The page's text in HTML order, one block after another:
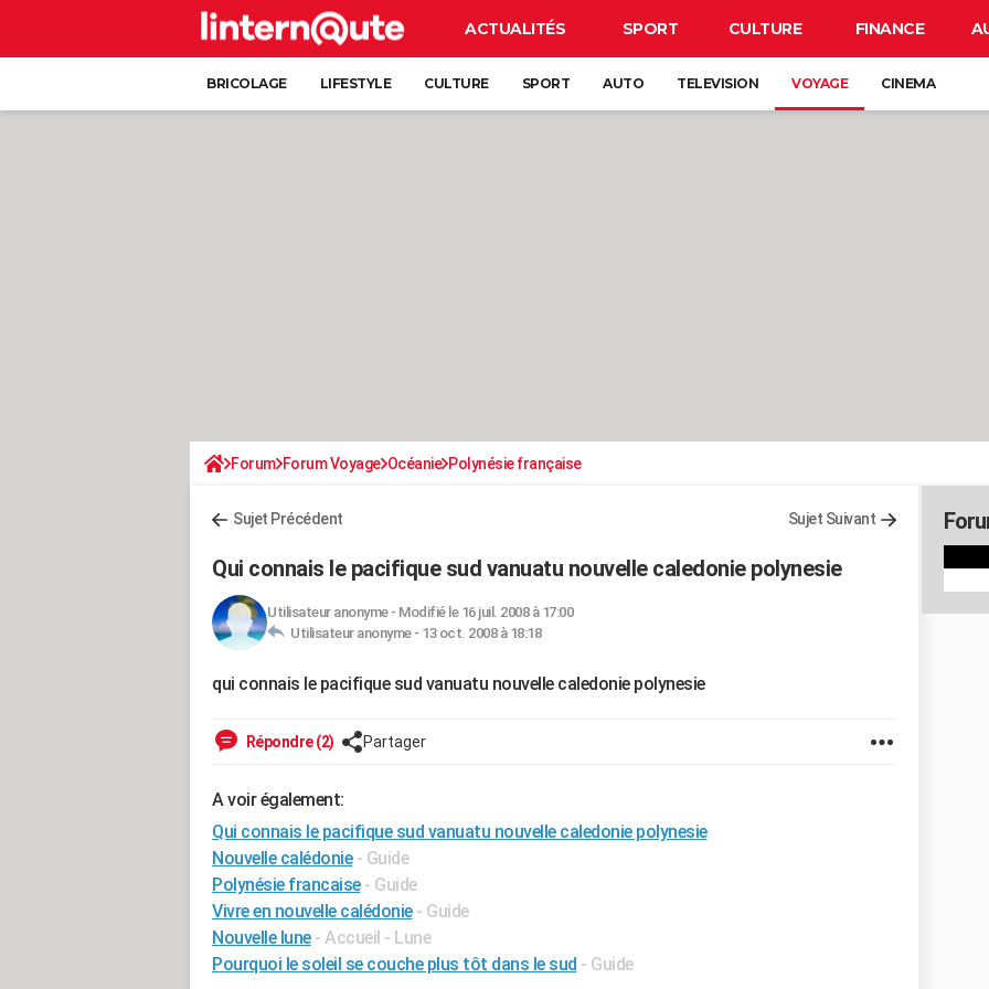
ACTUALITÉS SPORT CULTURE FINANCE
BRICOLAGE LIFESTYLE CULTURE SPORT AUTO TELEVISION VOYAGE CINEMA
Forum Forum Voyage Océanie Polynésie française
Sujet Précédent Sujet Suivant
Qui connais le pacifique sud vanuatu nouvelle caledonie polynesie
Utilisateur anonyme- Modifié le 16 juil. 2008 à 17:00
Utilisateur anonyme - 13 oct. 2008 à 18:18
qui connais le pacifique sud vanuatu nouvelle caledonie polynesie
Répondre (2) Partager
A voir également:
Qui connais le pacifique sud vanuatu nouvelle caledonie polynesie
Nouvelle calédonie - Guide
Polynésie francaise - Guide
Vivre en nouvelle calédonie - Guide
Nouvelle lune - Accueil - Lune
Pourquoi le soleil se couche plus tôt dans le sud - Guide